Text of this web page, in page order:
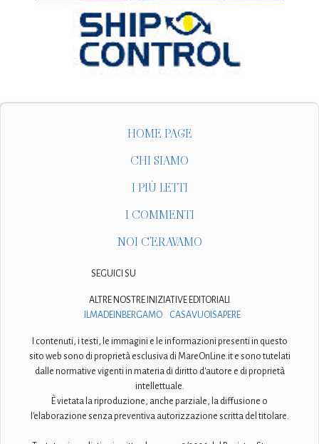
HOME PAGE
CHI SIAMO
I PIÙ LETTI
I COMMENTI
NOI C'ERAVAMO
SEGUICI SU
ALTRE NOSTRE INIZIATIVE EDITORIALI
ILMADEINBERGAMO
CASAVUOISAPERE
I contenuti, i testi, le immagini e le informazioni presenti in questo
sito web sono di proprietà esclusiva di MareOnLine.it e sono tutelati
dalle normative vigenti in materia di diritto d'autore e di proprietà
intellettuale.
È vietata la riproduzione, anche parziale, la diffusione o
l'elaborazione senza preventiva autorizzazione scritta del titolare.